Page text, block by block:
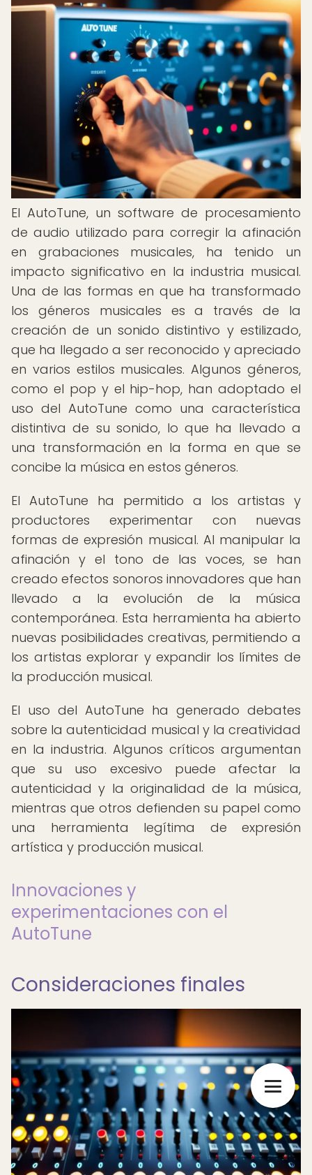
El AutoTune, un software de procesamiento
de audio utilizado para corregir la afinación
en grabaciones musicales, ha tenido un
impacto significativo en la industria musical.
Una de las formas en que ha transformado
los géneros musicales es a través de la
creación de un sonido distintivo y estilizado,
que ha llegado a ser reconocido y apreciado
en varios estilos musicales. Algunos géneros,
como el pop y el hip-hop, han adoptado el
uso del AutoTune como una característica
distintiva de su sonido, lo que ha llevado a
una transformación en la forma en que se
concibe la música en estos géneros.
El AutoTune ha permitido a los artistas y
productores experimentar con nuevas
formas de expresión musical. Al manipular la
afinación y el tono de las voces, se han
creado efectos sonoros innovadores que han
llevado a la evolución de la música
contemporánea. Esta herramienta ha abierto
nuevas posibilidades creativas, permitiendo a
los artistas explorar y expandir los límites de
la producción musical.
El uso del AutoTune ha generado debates
sobre la autenticidad musical y la creatividad
en la industria. Algunos críticos argumentan
que su uso excesivo puede afectar la
autenticidad y la originalidad de la música,
mientras que otros defienden su papel como
una herramienta legítima de expresión
artística y producción musical.
Innovaciones y
experimentaciones con el
AutoTune
Consideraciones finales